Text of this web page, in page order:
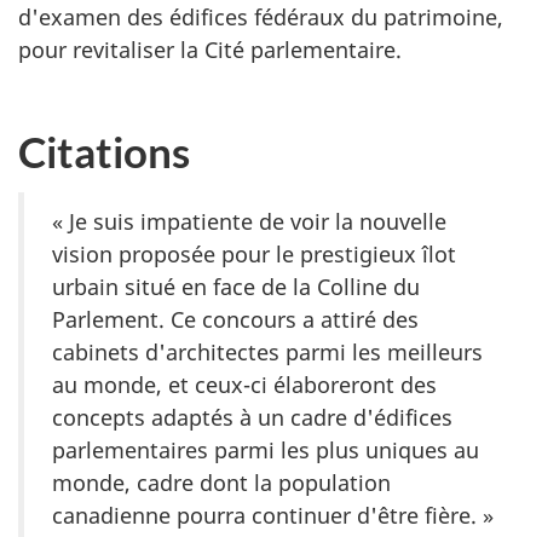
d'examen des édifices fédéraux du patrimoine,
pour revitaliser la Cité parlementaire.
Citations
« Je suis impatiente de voir la nouvelle
vision proposée pour le prestigieux îlot
urbain situé en face de la Colline du
Parlement. Ce concours a attiré des
cabinets d'architectes parmi les meilleurs
au monde, et ceux-ci élaboreront des
concepts adaptés à un cadre d'édifices
parlementaires parmi les plus uniques au
monde, cadre dont la population
canadienne pourra continuer d'être fière. »